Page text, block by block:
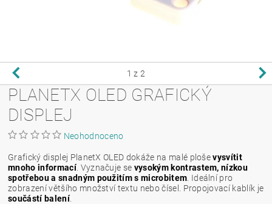
1 z 2
PLANETX OLED GRAFICKÝ
DISPLEJ
Neohodnoceno
Grafický displej PlanetX OLED dokáže na malé ploševysvítit
mnoho informací. Vyznačuje se vysokým kontrastem, nízkou
spotřebou a snadným použitím s microbitem . Ideální pro
zobrazení většího množství textu nebo čísel. Propojovací kablík je
součástí balení.